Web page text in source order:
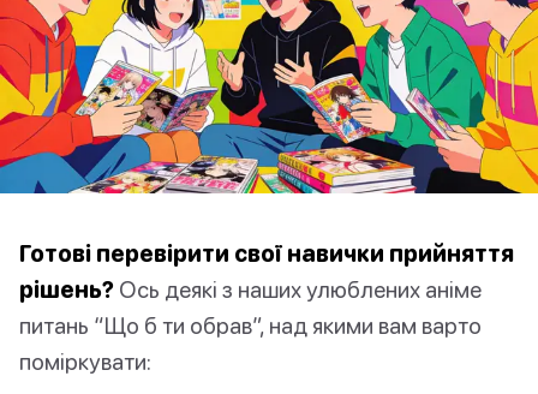
Готові перевірити свої навички прийняття
рішень? Ось деякі з наших улюблених аніме
питань “Що б ти обрав”, над якими вам варто
поміркувати: